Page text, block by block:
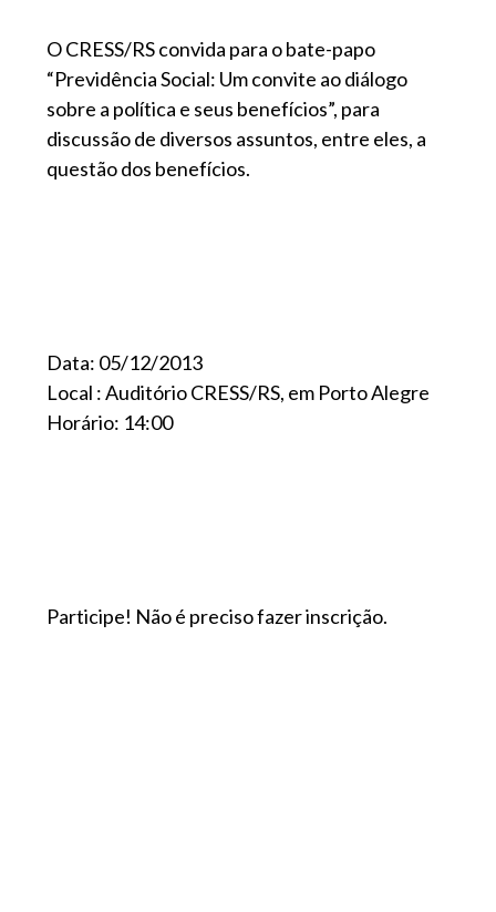
O CRESS/RS convida para o bate-papo
“Previdência Social: Um convite ao diálogo
sobre a política e seus benefícios”, para
discussão de diversos assuntos, entre eles, a
questão dos benefícios.
Data: 05/12/2013
Local : Auditório CRESS/RS, em Porto Alegre
Horário: 14:00
Participe! Não é preciso fazer inscrição.